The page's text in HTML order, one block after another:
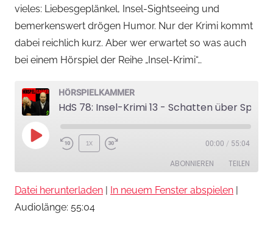
r
vieles: Liebesgeplänkel, Insel-Sightseeing und
bemerkenswert drögen Humor. Nur der Krimi kommt
dabei reichlich kurz. Aber wer erwartet so was auch
bei einem Hörspiel der Reihe „Insel-Krimi“…
HÖRSPIELKAMMER
Play
1x 00:00 / 55:04
ABONNIEREN TEILEN
Google Podcasts
TEILEN
Datei herunterladen | In neuem Fenster abspielen |
Audiolänge: 55:04